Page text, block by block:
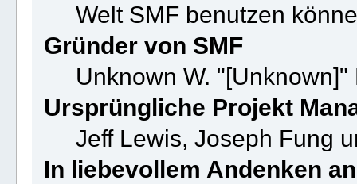
Welt SMF benutzen
Gründer von SMF
Unknown W. "[Unknown]"
Ursprüngliche Projekt
Jeff Lewis, Joseph Fung
In liebevollem Andenken an